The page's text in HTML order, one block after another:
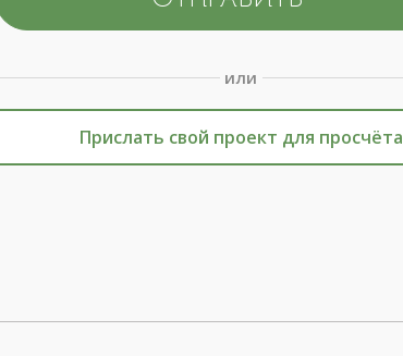
или
Прислать свой проект для просчёта